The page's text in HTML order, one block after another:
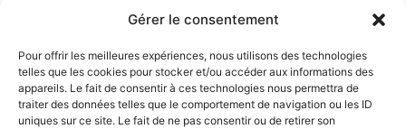
Gérer le consentement
Pour offrir les meilleures expériences, nous utilisons des technologies
telles que les cookies pour stocker et/ou accéder aux informations des
appareils. Le fait de consentir à ces technologies nous permettra de
traiter des données telles que le comportement de navigation ou les ID
uniques sur ce site. Le fait de ne pas consentir ou de retirer son